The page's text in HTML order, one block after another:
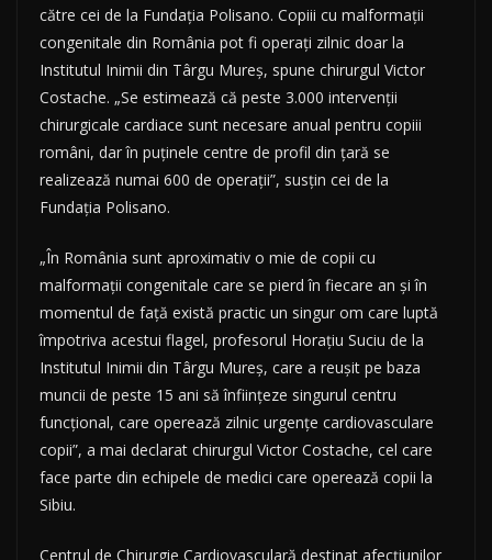
către cei de la Fundaţia Polisano. Copiii cu malformaţii
congenitale din România pot fi operaţi zilnic doar la
Institutul Inimii din Târgu Mureş, spune chirurgul Victor
Costache. „Se estimează că peste 3.000 intervenţii
chirurgicale cardiace sunt necesare anual pentru copiii
români, dar în puţinele centre de profil din ţară se
realizează numai 600 de operaţii”, susţin cei de la
Fundaţia Polisano.
„În România sunt aproximativ o mie de copii cu
malformaţii congenitale care se pierd în fiecare an şi în
momentul de faţă există practic un singur om care luptă
împotriva acestui flagel, profesorul Horaţiu Suciu de la
Institutul Inimii din Târgu Mureş, care a reuşit pe baza
muncii de peste 15 ani să înfiinţeze singurul centru
funcţional, care operează zilnic urgenţe cardiovasculare
copii”, a mai declarat chirurgul Victor Costache, cel care
face parte din echipele de medici care operează copii la
Sibiu.
Centrul de Chirurgie Cardiovasculară destinat afecţiunilor